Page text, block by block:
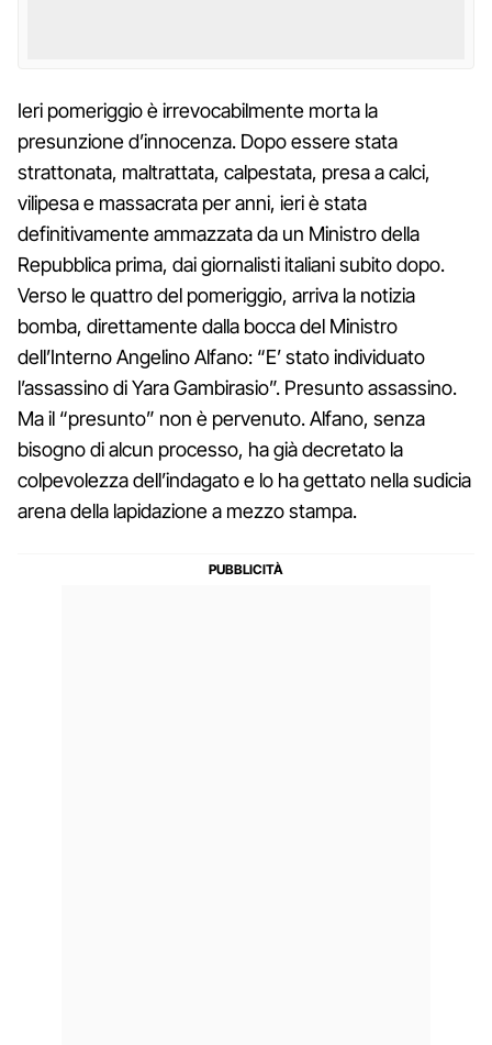
Ieri pomeriggio è irrevocabilmente morta la
presunzione d’innocenza. Dopo essere stata
strattonata, maltrattata, calpestata, presa a calci,
vilipesa e massacrata per anni, ieri è stata
definitivamente ammazzata da un Ministro della
Repubblica prima, dai giornalisti italiani subito dopo.
Verso le quattro del pomeriggio, arriva la notizia
bomba, direttamente dalla bocca del Ministro
dell’Interno Angelino Alfano: “E’ stato individuato
l’assassino di Yara Gambirasio”. Presunto assassino.
Ma il “presunto” non è pervenuto. Alfano, senza
bisogno di alcun processo, ha già decretato la
colpevolezza dell’indagato e lo ha gettato nella sudicia
arena della lapidazione a mezzo stampa.